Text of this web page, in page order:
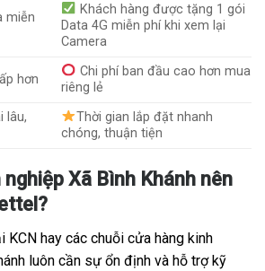
miễn
Khách hàng được tặng 1 gói
Data 4G miễn phí khi xem lại
Camera
hơn
Chi phí ban đầu cao hơn mua
riêng lẻ
lâu,
Thời gian lắp đặt nhanh
chóng, thuận tiện
Xã Bình Khánh nên
KCN hay các chuỗi cửa hàng kinh
luôn cần sự ổn định và hỗ trợ kỹ